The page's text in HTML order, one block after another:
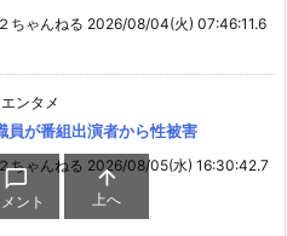
ちゃんねる 2026/08/04(火) 07:46:11.6
エンタメ
員が番組出演者から性被害
ちゃんねる 2026/08/05(水) 16:30:42.7

ント

上へ